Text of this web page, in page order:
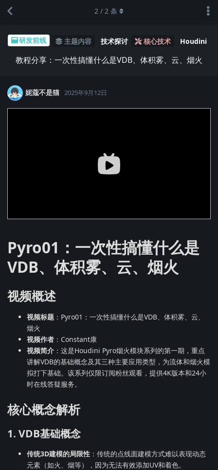
研发前线 主题内容 技术探讨 核心技术 Houdini
教程分享：一次性搞懂什么是VDB、体积雾、云、烟火
2 / 2 条
妮蔻不是猫 2025年9月12日
Pyro01：一次性搞懂什么是
VDB、体积雾、云、烟火
视频概述
视频标题 ：Pyro01：一次性搞懂什么是VDB、体积雾、云、
烟火
视频作者 ：Constant康
视频简介 ：这是Houdini Pyro烟火模块系列的第一期，重点
讲解VDB的基础概念及其三种主要应用类型，为流体和烟火模
拟打下基础。该系列仅限订阅粉丝观看，提供4K版本和24小
时在线答疑服务。
核心概念解析
1. VDB基础概念
传统3D建模的局限性 ：传统的点线面建模方式难以表现动态
元素（如火、烟等），因为无法有效添加UV和着色。